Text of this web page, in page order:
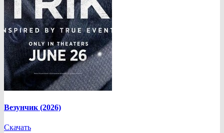
Везунчик (2026)
Скачать